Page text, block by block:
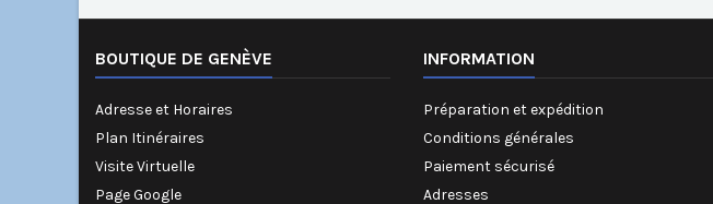
BOUTIQUE DE GENÈVE
Adresse et Horaires
Plan Itinéraires
Visite Virtuelle
Page Google
INFORMATION
Préparation et expédition
Conditions générales
Paiement sécurisé
Adresses